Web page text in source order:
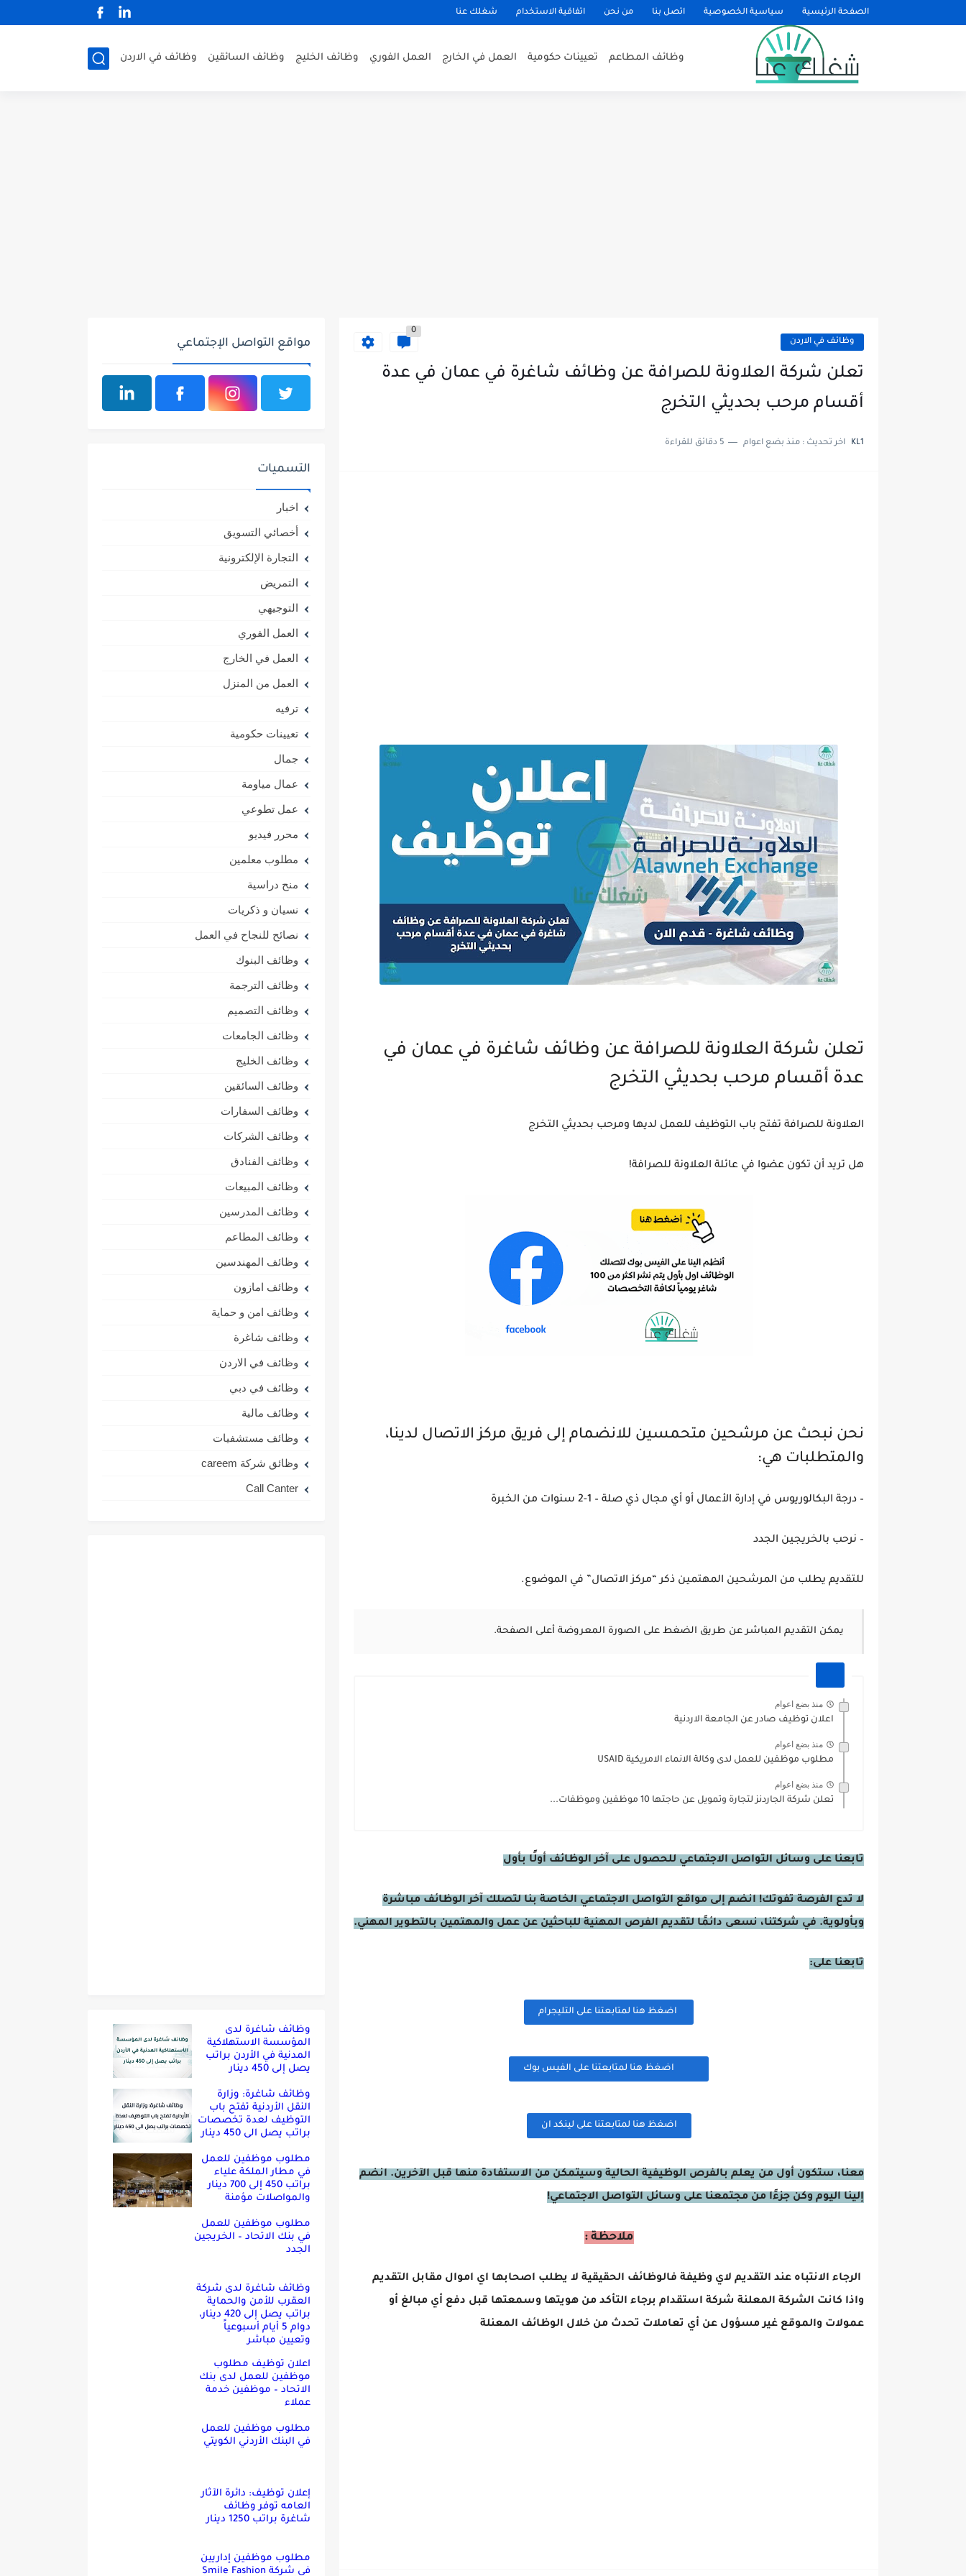
الصفحة الرئيسية سياسية الخصوصية اتصل بنا من نحن اتفاقية الاستخدام شغلك عنا
وظائف المطاعم تعيينات حكومية العمل في الخارج العمل الفوري وظائف الخليج وظائف السائقين وظائف في الاردن
وظائف في الاردن
0
تعلن شركة العلاونة للصرافة عن وظائف شاغرة في عمان في عدة
أقسام مرحب بحديثي التخرج
KL1 اخر تحديث : منذ بضع اعوام 5 دقائق للقراءة
تعلن شركة العلاونة للصرافة عن وظائف شاغرة في عمان في
عدة أقسام مرحب بحديثي التخرج
العلاونة للصرافة تفتح باب التوظيف للعمل لديها ومرحب بحديثي التخرج
هل تريد أن تكون عضوا في عائلة العلاونة للصرافة!
نحن نبحث عن مرشحين متحمسين للانضمام إلى فريق مركز الاتصال لدينا،
والمتطلبات هي:
– درجة البكالوريوس في إدارة الأعمال أو أي مجال ذي صلة – 1-2 سنوات من الخبرة
– نرحب بالخريجين الجدد
للتقديم يطلب من المرشحين المهتمين ذكر “مركز الاتصال” في الموضوع.
يمكن التقديم المباشر عن طريق الضغط على الصورة المعروضة أعلى الصفحة.
منذ بضع اعوام
اعلان توظيف صادر عن الجامعة الاردنية
منذ بضع اعوام
مطلوب موظفين للعمل لدى وكالة الانماء الامريكية USAID
منذ بضع اعوام
تعلن شركة الجاردنز لتجارة وتمويل عن حاجتها 10 موظفين وموظفات...
تابعنا على وسائل التواصل الاجتماعي للحصول على آخر الوظائف أولًا بأول
لا تدع الفرصة تفوتك! انضم إلى مواقع التواصل الاجتماعي الخاصة بنا لتصلك آخر الوظائف مباشرة
وبأولوية. في شركتنا، نسعى دائمًا لتقديم الفرص المهنية للباحثين عن عمل والمهتمين بالتطوير المهني.
تابعنا على:
اضغظ هنا لمتابعتنا على التليجرام
اضغظ هنا لمتابعتنا على الفيس بوك
اضغظ هنا لمتابعتنا على لينكد ان
معنا، ستكون أول من يعلم بالفرص الوظيفية الحالية وسيتمكن من الاستفادة منها قبل الآخرين. انضم
إلينا اليوم وكن جزءًا من مجتمعنا على وسائل التواصل الاجتماعي!
ملاحظة :
الرجاء الانتباه عند التقديم لاي وظيفة فالوظائف الحقيقية لا يطلب اصحابها اي اموال مقابل التقديم
واذا كانت الشركة المعلنة شركة استقدام برجاء التأكد من هويتها وسمعتها قبل دفع أي مبالغ أو
عمولات والموقع غير مسؤول عن أي تعاملات تحدث من خلال الوظائف المعنلة
مواقع التواصل الإجتماعي
التسميات
اخبار
أخصائي التسويق
التجارة الإلكترونية
التمريض
التوجيهي
العمل الفوري
العمل في الخارج
العمل من المنزل
ترفيه
تعيينات حكومية
جمال
عمال مياومة
عمل تطوعي
محرر فيديو
مطلوب معلمين
منح دراسية
نسيان و ذكريات
نصائح للنجاح في العمل
وظائف البنوك
وظائف الترجمة
وظائف التصميم
وظائف الجامعات
وظائف الخليج
وظائف السائقين
وظائف السفارات
وظائف الشركات
وظائف الفنادق
وظائف المبيعات
وظائف المدرسين
وظائف المطاعم
وظائف المهندسين
وظائف امازون
وظائف امن و حماية
وظائف شاغرة
وظائف في الاردن
وظائف في دبي
وظائف مالية
وظائف مستشفيات
وظائق شركة careem
Call Canter
وظائف شاغرة لدى
المؤسسة الاستهلاكية
المدنية في الأردن براتب
يصل إلى 450 دينار
وظائف شاغرة: وزارة
النقل الأردنية تفتح باب
التوظيف لعدة تخصصات
براتب يصل الى 450 دينار
مطلوب موظفين للعمل
في مطار الملكة علياء
براتب 450 إلى 700 دينار
والمواصلات مؤمنة
مطلوب موظفين للعمل
في بنك الاتحاد – الخريجين
الجدد
وظائف شاغرة لدى شركة
العقرب للأمن والحماية
براتب يصل إلى 420 دينار،
دوام 5 أيام أسبوعياً
وتعيين مباشر
اعلان توظيف مطلوب
موظفين للعمل لدى بنك
الاتحاد – موظفين خدمة
عملاء
مطلوب موظفين للعمل
في البنك الأردني الكويتي
إعلان توظيف: دائرة الآثار
العامه توفر وظائف
شاغرة براتب 1250 دينار
مطلوب موظفين إداريين
في شركة Smile Fashion